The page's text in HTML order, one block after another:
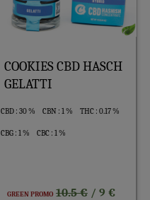
COOKIES CBD HASCH
GELATTI
CBD : 30 % CBN : 1 % THC : 0.17 %
CBG : 1 % CBC : 1 %
GREEN PROMO 10.5 €/ 9 €